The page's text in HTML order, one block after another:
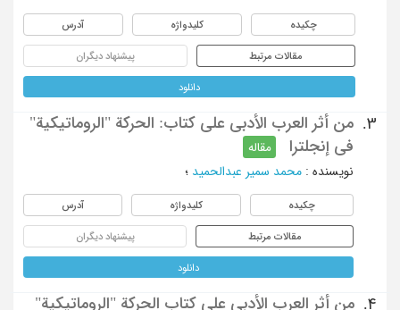
چکیده کلیدواژه آدرس
مقالات مرتبط پیشنهاد دیگران
دانلود
3.
من أثر العرب الأدبی علی کتاب: الحرکة "الروماتیکیة"
فی إنجلترا
مقاله
نویسنده : محمد سمیر عبدالحمید ؛
چکیده کلیدواژه آدرس
مقالات مرتبط پیشنهاد دیگران
دانلود
4.
من أثر العرب الأدبی علی کتاب الحرکة "الروماتیکیة"